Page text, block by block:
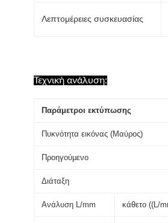
Λεπτομέρειες συσκευασίας
Τεχνική ανάλυση:
Παράμετροι εκτύπωσης
Πυκνότητα εικόνας (Μαύρος)
Προηγούμενο
Διάταξη
Ανάλυση L/mm κάθετο ((L/